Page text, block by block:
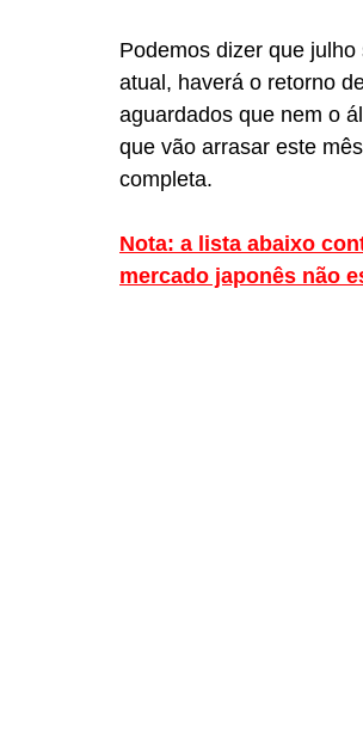
Podemos dizer que
atual, haverá o retorno
aguardados que nem o
que vão arrasar este
completa.
Nota: a lista abaixo
mercado japonês não